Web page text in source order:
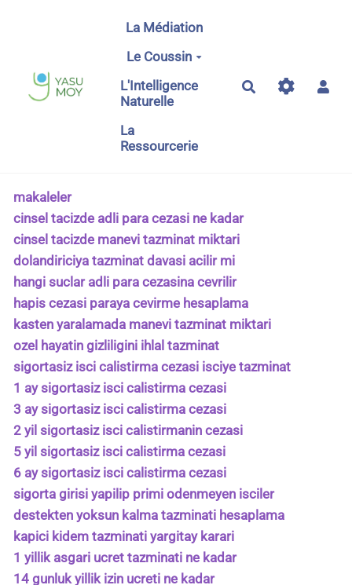
Aller au contenu principal
La Médiation
Le Coussin
L'Intelligence
Naturelle
La
Ressourcerie
Rechercher
makaleler
cinsel tacizde adli para cezasi ne kadar
cinsel tacizde manevi tazminat miktari
dolandiriciya tazminat davasi acilir mi
hangi suclar adli para cezasina cevrilir
hapis cezasi paraya cevirme hesaplama
kasten yaralamada manevi tazminat miktari
ozel hayatin gizliligini ihlal tazminat
sigortasiz isci calistirma cezasi isciye tazminat
1 ay sigortasiz isci calistirma cezasi
3 ay sigortasiz isci calistirma cezasi
2 yil sigortasiz isci calistirmanin cezasi
5 yil sigortasiz isci calistirma cezasi
6 ay sigortasiz isci calistirma cezasi
sigorta girisi yapilip primi odenmeyen isciler
destekten yoksun kalma tazminati hesaplama
kapici kidem tazminati yargitay karari
1 yillik asgari ucret tazminati ne kadar
14 gunluk yillik izin ucreti ne kadar